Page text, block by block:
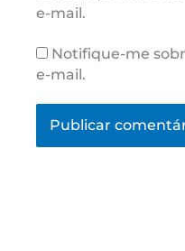
e-mail.
Notifique-me
e-mail.